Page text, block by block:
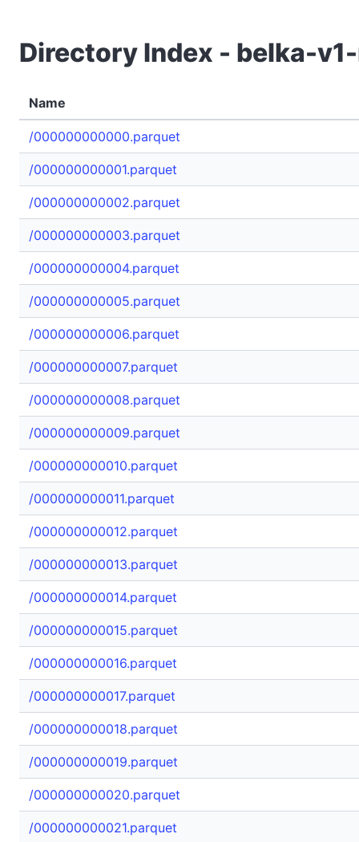
Directory Index - belka-
Name
/000000000000.parquet
/000000000001.parquet
/000000000002.parquet
/000000000003.parquet
/000000000004.parquet
/000000000005.parquet
/000000000006.parquet
/000000000007.parquet
/000000000008.parquet
/000000000009.parquet
/000000000010.parquet
/000000000011.parquet
/000000000012.parquet
/000000000013.parquet
/000000000014.parquet
/000000000015.parquet
/000000000016.parquet
/000000000017.parquet
/000000000018.parquet
/000000000019.parquet
/000000000020.parquet
/000000000021.parquet